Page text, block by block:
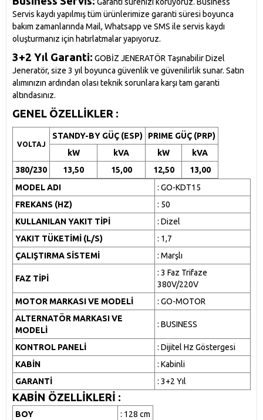
Servis kaydı yapılmış tüm ürünlerimize garanti süresi boyunca
bakım zamanlarında Mail, Whatsapp ve SMS ile servis kaydı
oluşturmanız için hatırlatmalar yapıyoruz.
3+2 Yıl Garanti: GOBİZ JENERATÖR Taşınabilir Dizel
Jeneratör, size 3 yıl boyunca güvenlik ve güvenilirlik sunar. Satın
alımınızın ardından olası teknik sorunlara karşı tam garanti
altındasınız.
GENEL ÖZELLİKLER :
VOLTAJ
STANDY-BY GÜÇ (ESP)
PRIME GÜÇ (PRP)
kW
kVA kW
kVA
380/230
13,50 15,00 12,50
13,00
MODEL ADI
: GO-KDT15
FREKANS (HZ)
: 50
KULLANILAN YAKIT TİPİ
: Dizel
YAKIT TÜKETİMİ (L/S)
: 1,7
ÇALIŞTIRMA SİSTEMİ
: Marşlı
FAZ TİPİ
: 3 Faz Trifaze
380V/220V
MOTOR MARKASI VE MODELİ
: GO-MOTOR
ALTERNATÖR MARKASI VE
MODELİ
: BUSINESS
KONTROL PANELİ
: Dijitel Hz Göstergesi
KABİN
: Kabinli
GARANTİ
: 3+2 Yıl
KABİN ÖZELLİKLERİ :
BOY
: 128 cm